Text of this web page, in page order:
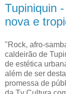
Tupiniquin
nova e
"Rock, afro-
caldeirão de
de estética
além de ser
promessa de